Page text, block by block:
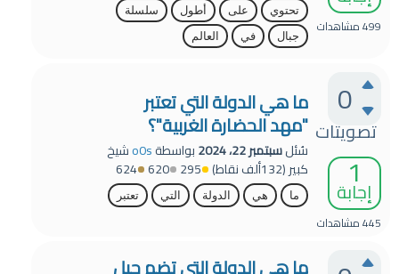
499مشاهدات
تحتوي
على أطول
سلسلة
جبال
في العالم
0
تصويتات
1
إجابة
445مشاهدات
ما هي الدولة التي تعتبر
"مهد الحضارة الغربية"؟
سُئلسبتمبر 22، 2024 بواسطةo0sشيخ
كبير(132ألف نقاط) 295
620
624
ما هي الدولة التي تعتبر
ما هي الدولة التي تضم جبل